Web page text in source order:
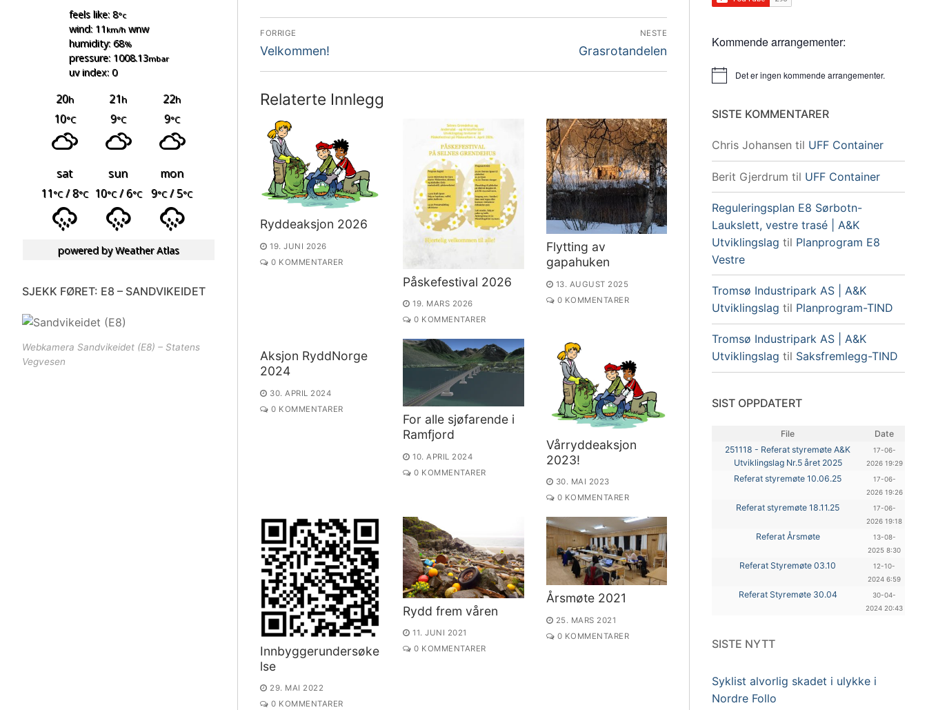
Innleggsnavigasjon
FORRIGE
Forrige
Velkommen!
NESTE
Neste
Grasrotandelen
Relaterte Innlegg
Ryddeaksjon 2026
19. JUNI 2026
0 KOMMENTARER
Påskefestival 2026
19. MARS 2026
0 KOMMENTARER
Flytting av
gapahuken
13. AUGUST 2025
0 KOMMENTARER
Aksjon RyddNorge
2024
30. APRIL 2024
0 KOMMENTARER
For alle sjøfarende i
Ramfjord
10. APRIL 2024
0 KOMMENTARER
Vårryddeaksjon
2023!
30. MAI 2023
0 KOMMENTARER
Innbyggerundersøke
lse
29. MAI 2022
0 KOMMENTARER
Rydd frem våren
11. JUNI 2021
0 KOMMENTARER
Årsmøte 2021
25. MARS 2021
0 KOMMENTARER
Kommende arrangementer:
MerknadDet er ingen kommende arrangementer.
SISTE KOMMENTARER
Chris Johansen til UFF Container
Berit Gjerdrum til UFF Container
Reguleringsplan E8 Sørbotn-
Laukslett, vestre trasé | A&K
Utviklingslag til Planprogram E8
Vestre
Tromsø Industripark AS | A&K
Utviklingslag til Planprogram-TIND
Tromsø Industripark AS | A&K
Utviklingslag til Saksfremlegg-TIND
SIST OPPDATERT
File
Date
251118 - Referat styremøte A&K
Utviklingslag Nr.5 året 2025
17-06-
2026 19:29
Referat styremøte 10.06.25
17-06-
2026 19:26
Referat styremøte 18.11.25
17-06-
2026 19:18
Referat Årsmøte
13-08-
2025 8:30
Referat Styremøte 03.10
12-10-
2024 6:59
Referat Styremøte 30.04
30-04-
2024 20:43
SISTE NYTT
Syklist alvorlig skadet i ulykke i
Nordre Follo
feels like: 8°c
wind: 11 km/hwnw
humidity: 68%
pressure: 1008.13mbar
uv index: 0
20h 21h 22h
10°C 9°C 9°C
sat sun
mon
11°C/ 8°C 10°C/ 6°C 9°C/ 5°C
powered byWeather Atlas
SJEKK FØRET: E8 – SANDVIKEIDET
Webkamera Sandvikeidet (E8) – Statens
Vegvesen